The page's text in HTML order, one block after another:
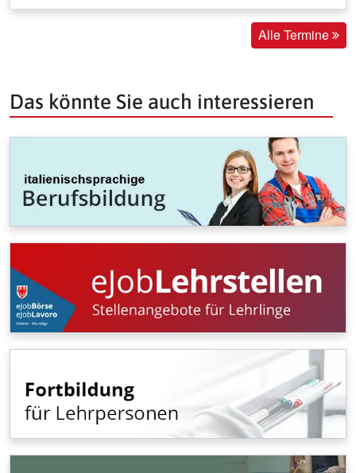
Alle Termine
Das könnte Sie auch interessieren